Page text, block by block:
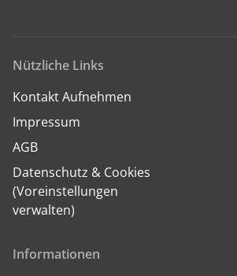
Nützliche Links
Kontakt Aufnehmen
Impressum
AGB
Datenschutz & Cookies
(Voreinstellungen
verwalten)
Informationen